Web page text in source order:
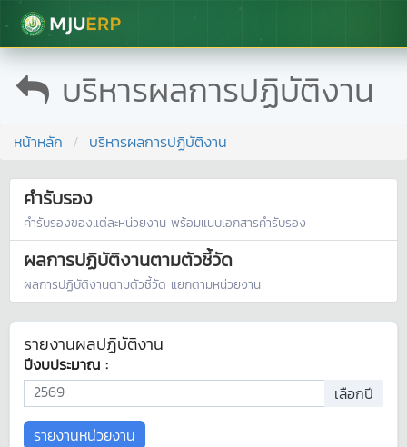
มหาวิทยาลัยแม่โจ้
บริหารผลการปฏิบัติงาน
หน้าหลัก บริหารผลการปฏิบัติงาน
คำรับรอง
คำรับรองของแต่ละหน่วยงาน พร้อมแนบเอกสารคำรับรอง
ผลการปฏิบัติงานตามตัวชี้วัด
ผลการปฏิบัติงานตามตัวชี้วัด แยกตามหน่วยงาน
รายงานผลปฏิบัติงาน
ปีงบประมาณ :
2569
รายงานหน่วยงาน